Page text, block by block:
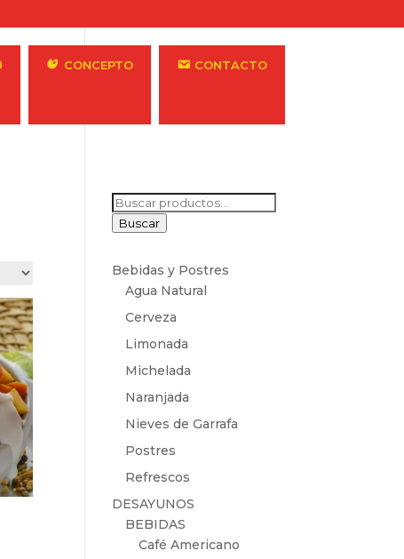
CONCEPTO CONTACTO
Buscar
por:
Buscar
Bebidas y Postres
Agua Natural
Cerveza
Limonada
Michelada
Naranjada
Nieves de Garrafa
Postres
Refrescos
DESAYUNOS
BEBIDAS
Café Americano